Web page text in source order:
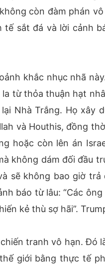
còn đàm phán
sắt đá và lời cảnh
khắc nhục nhã
từ thỏa thuận hạt
Nhà Trắng. Họ xây
và Houthis, đồng
hoặc còn lên án
không dám đối đầu
sẽ không bao giờ
báo từ lâu: “Các
kẻ thù sợ hãi”.
tranh vô hạn. Đó
giới bằng thực tế